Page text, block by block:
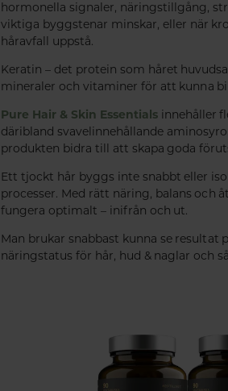
hormonella signaler, näringstillgång,
viktiga byggstenar minskar, eller när
håravfall uppstå.
Keratin – det protein som håret
mineraler och vitaminer för att kunna
Pure Hair & Skin Essentialsinnehåller
däribland svavelinnehållande
produkten bidra till att skapa goda
Ett tjockt hår byggs inte snabbt eller
processer. Med rätt näring, balans och
fungera optimalt – inifrån och ut.
Man brukar snabbast kunna se
näringstatus för hår, hud & naglar och